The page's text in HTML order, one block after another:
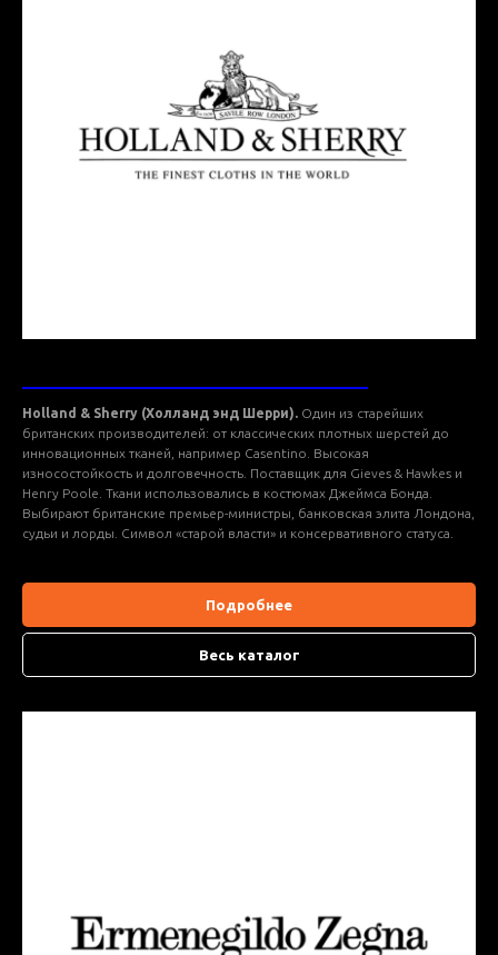
Holland & Sherry (Холланд энд Шерри). Один из старейших
британских производителей: от классических плотных шерстей до
инновационных тканей, например Casentino. Высокая
износостойкость и долговечность. Поставщик для Gieves & Hawkes и
Henry Poole. Ткани использовались в костюмах Джеймса Бонда.
Выбирают британские премьер-министры, банковская элита Лондона,
судьи и лорды. Символ «старой власти» и консервативного статуса.
Подробнее
Весь каталог